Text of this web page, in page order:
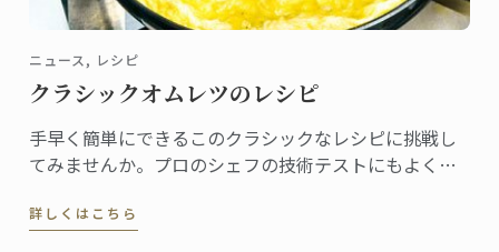
ニュース, レシピ
クラシックオムレツのレシピ
手早く簡単にできるこのクラシックなレシピに挑戦し
てみませんか。プロのシェフの技術テストにもよく使
のロールオムレツに挑戦できるようル・コルドン・ブ
詳しくはこちら